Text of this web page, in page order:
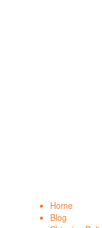
Home
Blog